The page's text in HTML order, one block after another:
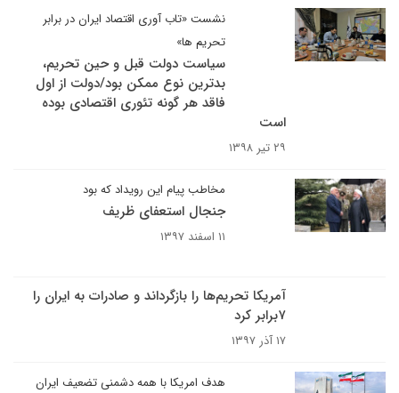
نشست «تاب آوری اقتصاد ایران در برابر
تحریم ها»
سیاست دولت قبل و حین تحریم،
بدترین نوع ممکن بود/دولت از اول
فاقد هر گونه تئوری اقتصادی بوده
است
۲۹ تیر ۱۳۹۸
مخاطب پیام این رویداد که بود
جنجال استعفای ظریف
۱۱ اسفند ۱۳۹۷
آمریکا تحریم‌ها را بازگرداند و صادرات به ایران را
۷برابر کرد
۱۷ آذر ۱۳۹۷
هدف امریکا با همه دشمنی تضعیف ایران